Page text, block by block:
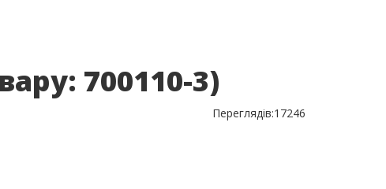
700110-3)
Переглядів:17246